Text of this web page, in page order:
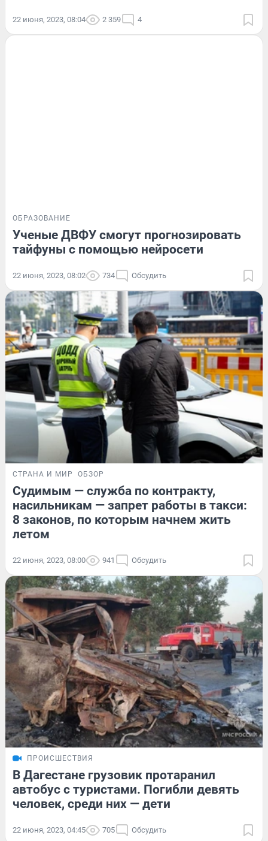
22 июня, 2023, 08:04 2 359 4
ОБРАЗОВАНИЕ
Ученые ДВФУ смогут прогнозировать
тайфуны с помощью нейросети
22 июня, 2023, 08:02 734 Обсудить
СТРАНА И МИР ОБЗОР
Судимым — служба по контракту,
насильникам — запрет работы в такси:
8 законов, по которым начнем жить
летом
22 июня, 2023, 08:00 941 Обсудить
ПРОИСШЕСТВИЯ
В Дагестане грузовик протаранил
автобус с туристами. Погибли девять
человек, среди них — дети
22 июня, 2023, 04:45 705 Обсудить